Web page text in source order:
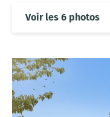
Voir les 6 photos